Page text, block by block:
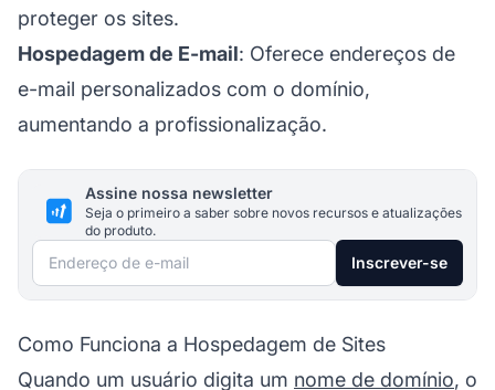
proteger os sites.
Hospedagem de E-mail: Oferece endereços de
e-mail personalizados com o domínio,
aumentando a profissionalização.
Assine nossa newsletter
Seja o primeiro a saber sobre novos recursos e atualizações
do produto.
Endereço de e-mail Inscrever-se
Como Funciona a Hospedagem de Sites
Quando um usuário digita um nome de domínio, o